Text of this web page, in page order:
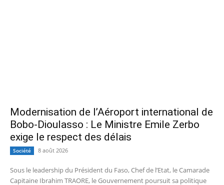
Modernisation de l’Aéroport international de
Bobo-Dioulasso : Le Ministre Emile Zerbo
exige le respect des délais
Société 8 août 2026
Sous le leadership du Président du Faso, Chef de l’Etat, le Camarade
Capitaine Ibrahim TRAORE, le Gouvernement poursuit sa politique